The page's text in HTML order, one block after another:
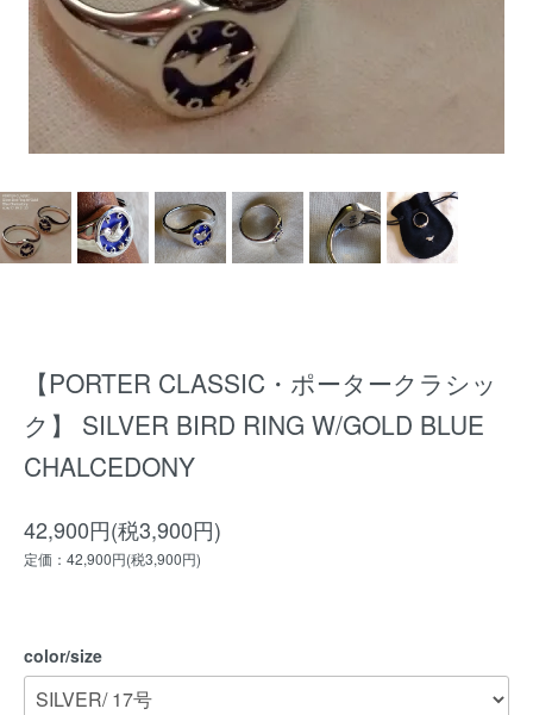
【PORTER CLASSIC・ポータークラシッ
ク】 SILVER BIRD RING W/GOLD BLUE
CHALCEDONY
42,900円(税3,900円)
定価：42,900円(税3,900円)
color/size